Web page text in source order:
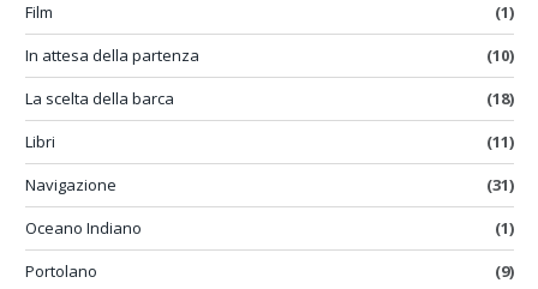
Film
(1)
In attesa della partenza
(10)
La scelta della barca
(18)
Libri
(11)
Navigazione
(31)
Oceano Indiano
(1)
Portolano
(9)